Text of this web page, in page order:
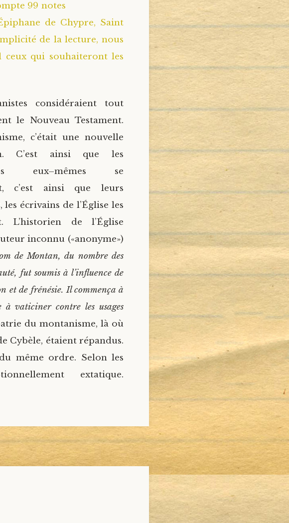
99 notes
de Chypre, Saint
de la lecture, nous
ceux qui souhaiteront les
considéraient tout
le Nouveau Testament.
c’était une nouvelle
C’est ainsi que les
eux–mêmes se
c’est ainsi que leurs
les écrivains de l’Église les
L’historien de l’Église
inconnu («anonyme»)
de Montan, du nombre des
fut soumis à l’influence de
et de frénésie. Il commença à
à vaticiner contre les usages
du montanisme, là où
Cybèle, étaient répandus.
même ordre. Selon les
extatique.